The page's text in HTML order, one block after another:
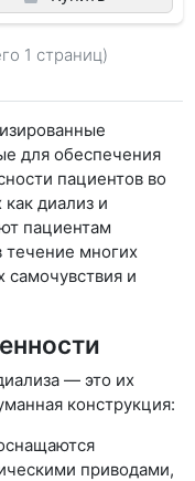
1 страниц)
для обеспечения
пациентов во
диализ и
пациентам
течение многих
самочувствия и
— это их
конструкция:
приводами,